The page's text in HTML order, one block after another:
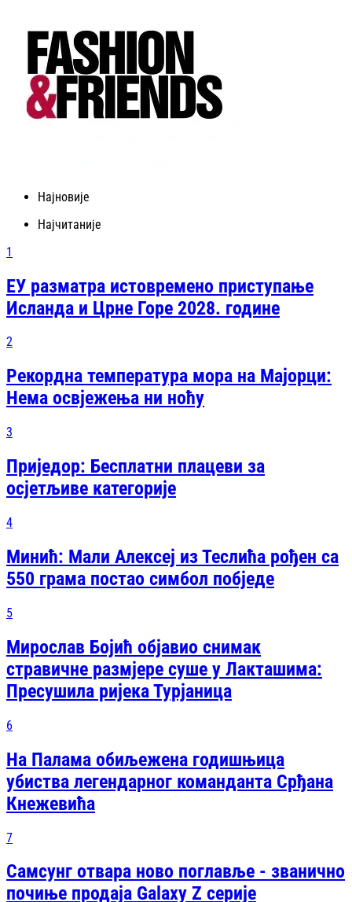
Најновије
Најчитаније
1
ЕУ разматра истовремено приступање
Исланда и Црне Горе 2028. године
2
Рекордна температура мора на Мајорци:
Нема освјежења ни ноћу
3
Приједор: Бесплатни плацеви за
осјетљиве категорије
4
Минић: Мали Алексеј из Теслића рођен са
550 грама постао симбол побједе
5
Мирослав Бојић објавио снимак
стравичне размјере суше у Лакташима:
Пресушила ријека Турјаница
6
На Палама обиљежена годишњица
убиства легендарног команданта Срђана
Кнежевића
7
Самсунг отвара ново поглавље - званично
почиње продаја Galaxy Z серије